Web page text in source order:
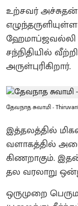
உற்சவர்
ஹேமாப்ஜவல்லி
சந்நிதியில்
அருள்புரிகிறார்.
தேவநாத சுவாமி -
இத்தலத்தில்
வளாகத்தில்
கிணறாகும்.
தல வரலாறு
ஒருமுறை